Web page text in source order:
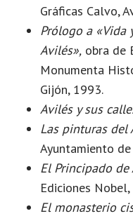
Gráficas Calvo,
Prólogo a «Vida
Avilés», obra de
Monumenta
Gijón, 1993.
Avilés y sus
Las pinturas del
Ayuntamiento
El Principado
Ediciones
El monasterio